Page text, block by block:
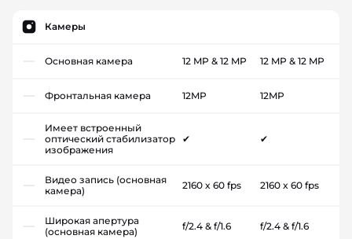
Камеры
Основная камера 12 MP & 12 MP 12 MP & 12 MP
Фронтальная камера 12MP 12MP
Имеет встроенный
оптический стабилизатор
изображения
✔ ✔
Видео запись (основная
камера)
2160 x 60 fps 2160 x 60 fps
Широкая апертура
(основная камера)
f/2.4 & f/1.6 f/2.4 & f/1.6